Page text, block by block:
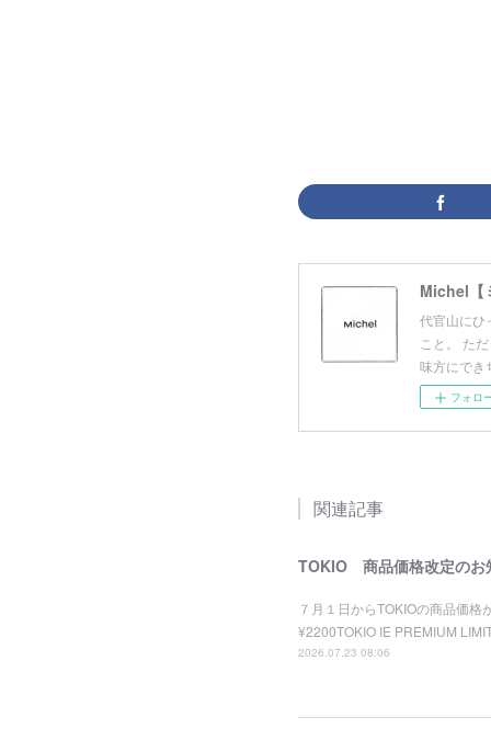
Michel【
代官山にひ
こと。 た
味方にでき
フォロ
関連記事
TOKIO 商品価格改定のお
７月１日からTOKIOの商品価
¥2200TOKIO IE PREMIUM
2026.07.23 08:06